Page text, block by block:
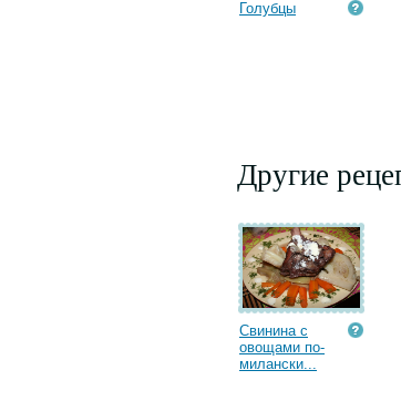
Голубцы
Другие
Свинина с
овощами по-
милански...